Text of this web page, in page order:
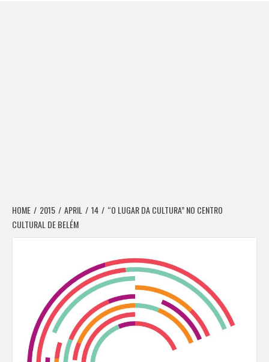
HOME 2015 APRIL 14
“O LUGAR DA CULTURA” NO CENTRO
CULTURAL DE BELÉM